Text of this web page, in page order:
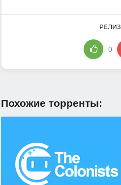
РЕЛИЗ
0
Похожие торренты: